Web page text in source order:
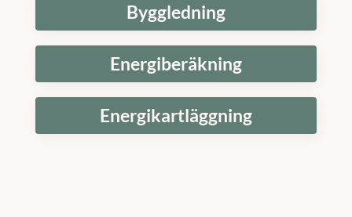
Byggledning
Energiberäkning
Energikartläggning